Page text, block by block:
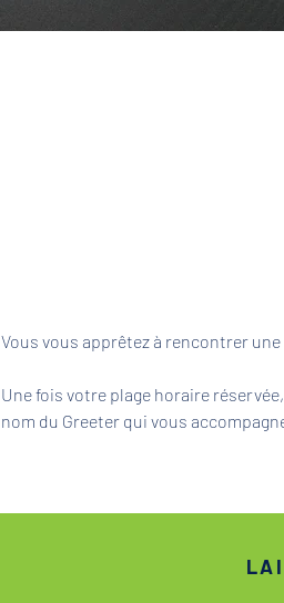
Vous vous apprêtez à rencontrer
Une fois votre plage horaire
nom du Greeter qui vous